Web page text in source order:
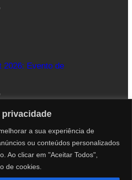
privacidade
a sua experiência de
ou conteúdos personalizados
Ao clicar em "Aceitar Todos",
de cookies.
2026: Evento de
Coutinho